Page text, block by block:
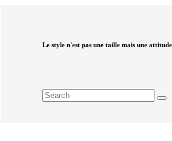
Le style n'est pas une taille mais une attitude